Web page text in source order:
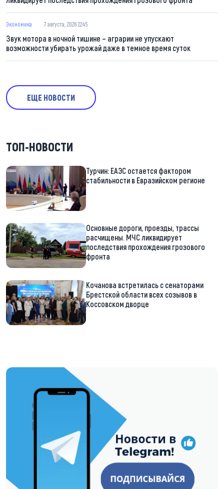
Экономика 7 августа, 2026 22:45
Звук мотора в ночной тишине – аграрии не упускают
возможности убирать урожай даже в темное время суток
ЕЩЕ НОВОСТИ
ТОП-НОВОСТИ
Турчин: ЕАЭС остается фактором
стабильности в Евразийском регионе
Основные дороги, проезды, трассы
расчищены. МЧС ликвидирует
последствия прохождения грозового
фронта
Кочанова встретилась с сенаторами
Брестской области всех созывов в
Коссовском дворце
https://t.me/minskctvby